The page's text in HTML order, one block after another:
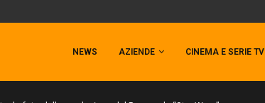
SIDESHOW!
NEWS AZIENDE CINEMA E SERIE TV